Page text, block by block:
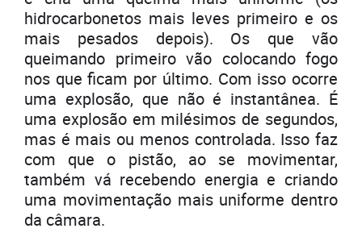
hidrocarbonetos mais leves primeiro e os
mais pesados depois). Os que vão
queimando primeiro vão colocando fogo
nos que ficam por último. Com isso ocorre
uma explosão, que não é instantânea. É
uma explosão em milésimos de segundos,
mas é mais ou menos controlada. Isso faz
com que o pistão, ao se movimentar,
também vá recebendo energia e criando
uma movimentação mais uniforme dentro
da câmara.